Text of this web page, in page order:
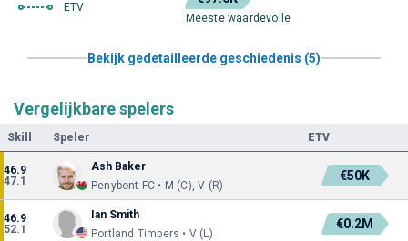
ETV
Meeste waardevolle
Bekijk gedetailleerde geschiedenis (5)
Vergelijkbare spelers
Skill Speler ETV
46.9
47.1
Ash Baker
Penybont FC • M (C), V (R)
€50K
46.9
52.1
Ian Smith
Portland Timbers • V (L)
€0.2M